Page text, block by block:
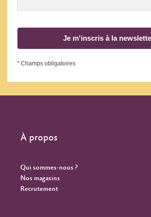
Je m'inscris à la
* Champs obligatoires
À propos
Qui sommes-nous ?
Nos magasins
Recrutement